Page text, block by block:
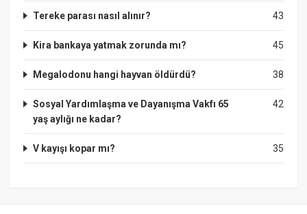
43
Tereke parası nasıl alınır?
45
Kira bankaya yatmak zorunda mı?
38
Megalodonu hangi hayvan öldürdü?
42
Sosyal Yardımlaşma ve Dayanışma Vakfı 65
yaş aylığı ne kadar?
35
V kayışı kopar mı?